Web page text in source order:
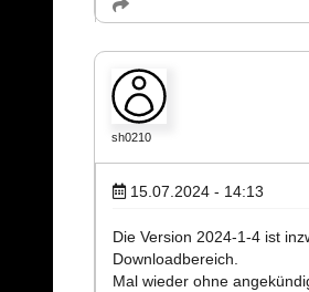
sh0210
15.07.2024 - 14:13
Die Version 2024-1-4 ist
Downloadbereich.
Mal wieder ohne